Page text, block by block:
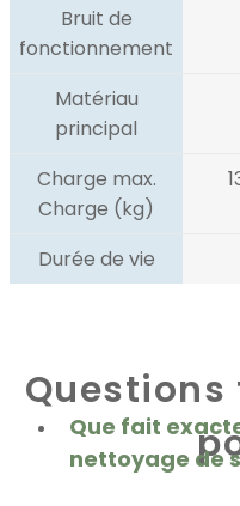
Bruit de
fonctionnement
Matériau
principal
Charge max.
Charge (kg)
Durée de vie
Que fait
nettoyage de